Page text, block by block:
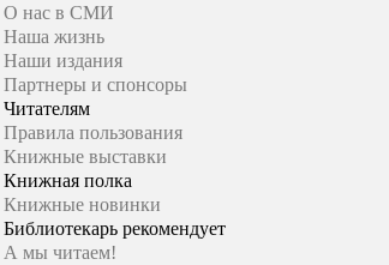
О нас в СМИ
Наша жизнь
Наши издания
Партнеры и спонсоры
Читателям
Правила пользования
Книжные выставки
Книжная полка
Книжные новинки
Библиотекарь рекомендует
А мы читаем!